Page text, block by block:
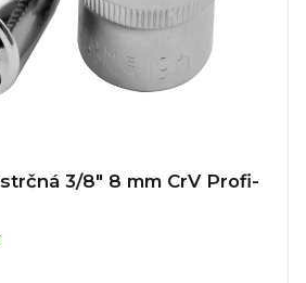
3/8" 8 mm CrV Profi-